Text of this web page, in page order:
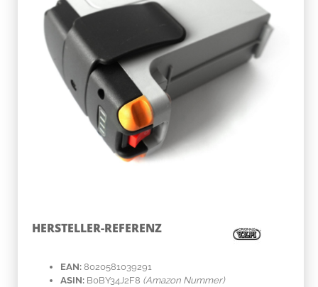
HERSTELLER-REFERENZ
EAN: 8020581039291
ASIN: B0BY34J2F8 (Amazon Nummer)